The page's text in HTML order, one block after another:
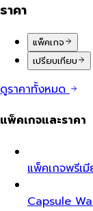
ราคา
แพ็คเกจ
เปรียบเทียบ
ดูราคาทั้งหมด
แพ็คเกจและราคา
แพ็คเกจพรีเ
Capsule